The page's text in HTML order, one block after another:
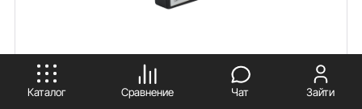
Каталог Сравнение Чат Зайти
ПРИНИМАЮ